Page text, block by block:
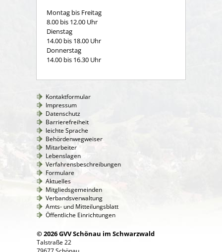
Montag bis Freitag
8.00 bis 12.00 Uhr
Dienstag
14.00 bis 18.00 Uhr
Donnerstag
14.00 bis 16.30 Uhr
Kontaktformular
Impressum
Datenschutz
Barrierefreiheit
leichte Sprache
Behördenwegweiser
Mitarbeiter
Lebenslagen
Verfahrensbeschreibungen
Formulare
Aktuelles
Mitgliedsgemeinden
Verbandsverwaltung
Amts- und Mitteilungsblatt
Öffentliche Einrichtungen
© 2026 GVV Schönau im Schwarzwald
Talstraße 22